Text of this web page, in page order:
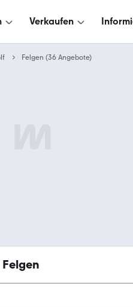
Verkaufen
Felgen (36 Angebote)